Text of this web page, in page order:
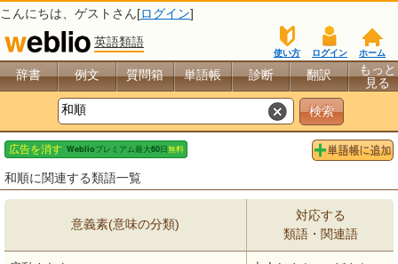
こんにちは、 ゲスト さん[ログイン]
英語類語
ホーム
ログイン
使い方
辞書 例文 質問箱 単語帳 診断 翻訳
もっと
見る
和順に関連する類語一覧
意義素(意味の分類)
対応する
類語・関連語